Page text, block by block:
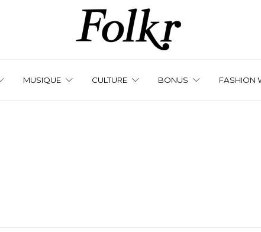
MUSIQUE CULTURE BONUS FASHION